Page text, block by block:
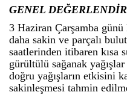
GENEL
3 Haziran Çarşamba günü
daha sakin ve parçalı
saatlerinden itibaren kısa
gürültülü sağanak
doğru yağışların etkisini
sakinleşmesi tahmin